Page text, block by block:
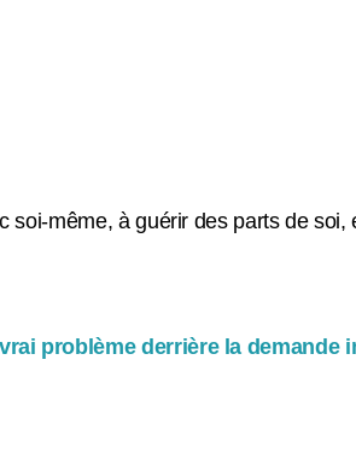
soi-même, à guérir des parts de soi,
problème derrière la demande